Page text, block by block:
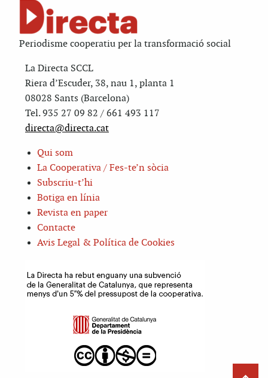
Periodisme cooperatiu per la transformació social
La Directa SCCL
Riera d’Escuder, 38, nau 1, planta 1
08028 Sants (Barcelona)
Tel. 935 27 09 82 / 661 493 117
directa@directa.cat
Qui som
La Cooperativa / Fes-te’n sòcia
Subscriu-t’hi
Botiga en línia
Revista en paper
Contacte
Avis Legal & Política de Cookies